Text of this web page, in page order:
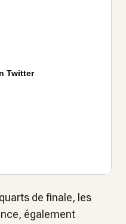
Twitter
de finale, les
également